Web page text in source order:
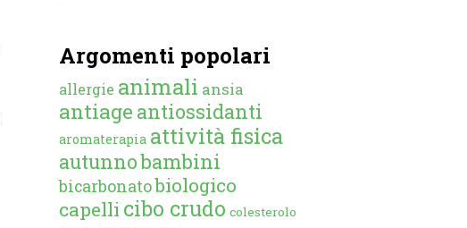
Argomenti popolari
allergie animali ansia
antiage antiossidanti
aromaterapia attività fisica
autunnobambini
bicarbonatobiologico
capelli cibo crudo colesterolo